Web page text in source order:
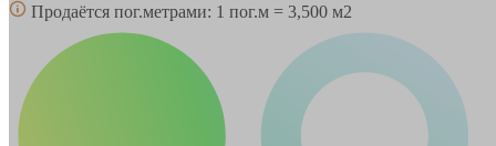
Продаётся пог.метрами: 1 пог.м = 3,500 м2